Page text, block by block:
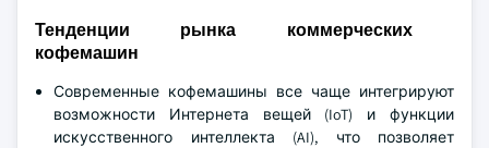
Тенденции рынка коммерческих
кофемашин
Современные кофемашины все чаще интегрируют
возможности Интернета вещей (IoT) и функции
искусственного интеллекта (AI), что позволяет